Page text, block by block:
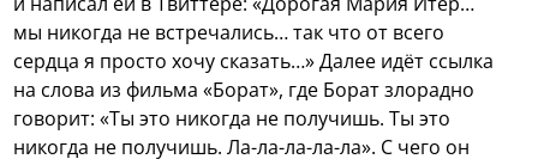
мы никогда не встречались… так что от всего
сердца я просто хочу сказать…» Далее идёт ссылка
на слова из фильма «Борат», где Борат злорадно
говорит: «Ты это никогда не получишь. Ты это
никогда не получишь. Ла-ла-ла-ла-ла». С чего он